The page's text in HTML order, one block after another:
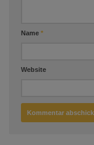
Name *
Website